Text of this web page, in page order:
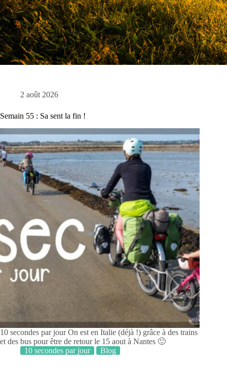
2 août 2026
Semain 55 : Sa sent la fin !
10 secondes par jour On est en Italie (déjà !) grâce à des trains
et des bus pour être de retour le 15 aout à Nantes 🙂
10 secondes par jour
Blog